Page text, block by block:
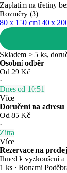
Zaplatím na třetiny
Rozměry (3)
80 x 150 cm140 x
Skladem > 5 ks,
Osobní odběr
Od 29 Kč
·
Dnes od 10:51
Více
Doručení na adresu
Od 85 Kč
·
Zítra
Více
Rezervace na
Ihned k vyzkoušení a
1 ks · Bonami